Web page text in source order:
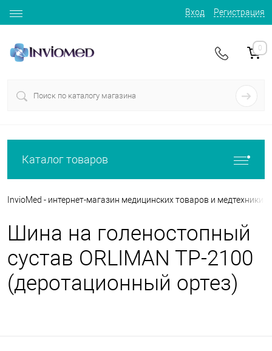
Вход Регистрация
0
Каталог товаров
InvioMed - интернет-магазин медицинских товаров и медтехники
Шина на голеностопный
сустав ORLIMAN TP-2100
(деротационный ортез)